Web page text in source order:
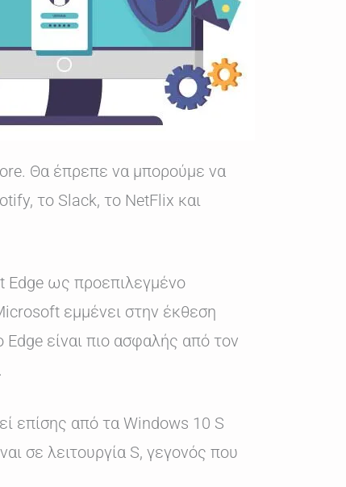
Θα έπρεπε να μπορούμε να
το Slack, το NetFlix και
Edge ως προεπιλεγμένο
εμμένει στην έκθεση
είναι πιο ασφαλής από τον
επίσης από τα Windows 10 S
σε λειτουργία S, γεγονός που